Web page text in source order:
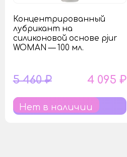
Концентрированный
лубрикант на
силиконовой основе pjur
WOMAN — 100 мл.
5 460 ₽ 4 095 ₽
Нет в наличии